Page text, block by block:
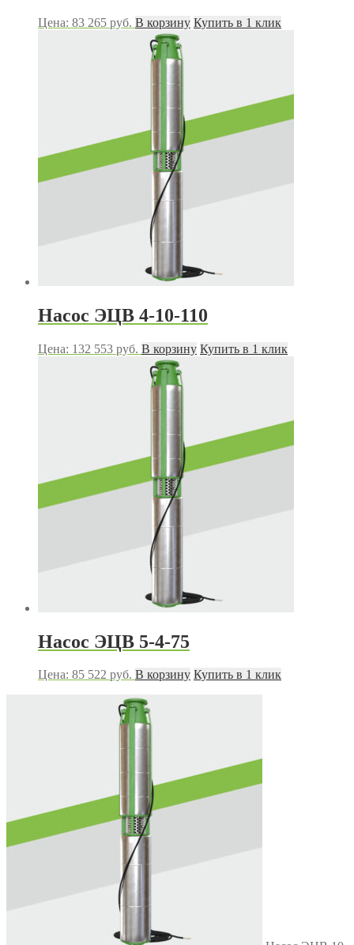
Цена: 83 265 руб. В корзину Купить в 1 клик
Насос ЭЦВ 4-10-110
Цена: 132 553 руб. В корзину Купить в 1 клик
Насос ЭЦВ 5-4-75
Цена: 85 522 руб. В корзину Купить в 1 клик